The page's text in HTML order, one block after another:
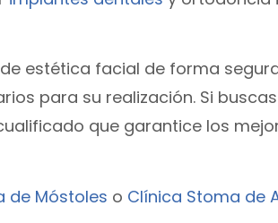
estética facial de forma
para su realización. Si
que garantice los
de Móstoles o Clínica Stoma de